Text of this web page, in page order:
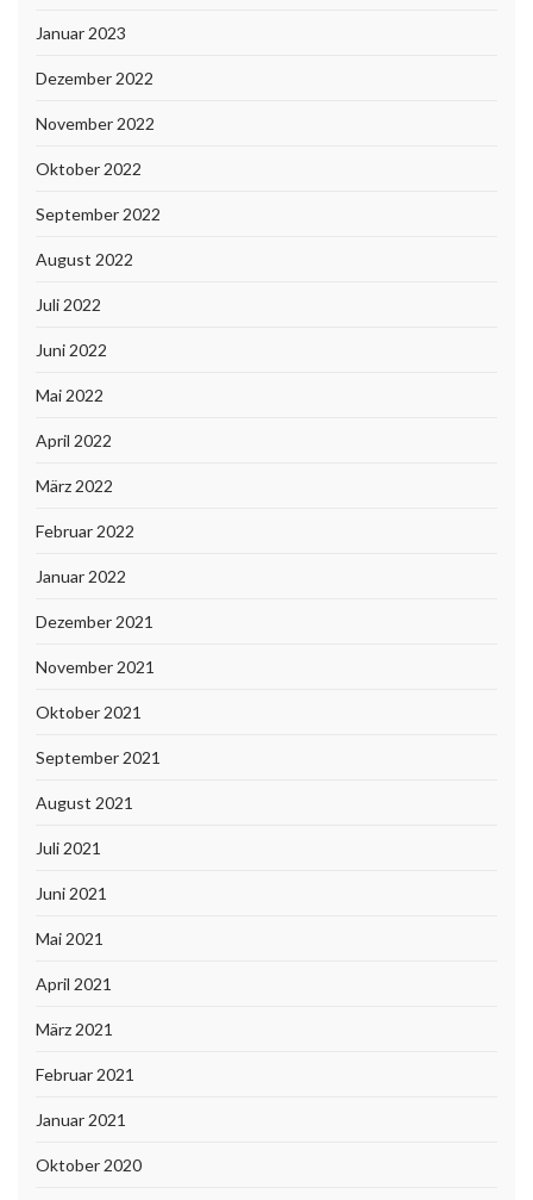
Januar 2023
Dezember 2022
November 2022
Oktober 2022
September 2022
August 2022
Juli 2022
Juni 2022
Mai 2022
April 2022
März 2022
Februar 2022
Januar 2022
Dezember 2021
November 2021
Oktober 2021
September 2021
August 2021
Juli 2021
Juni 2021
Mai 2021
April 2021
März 2021
Februar 2021
Januar 2021
Oktober 2020